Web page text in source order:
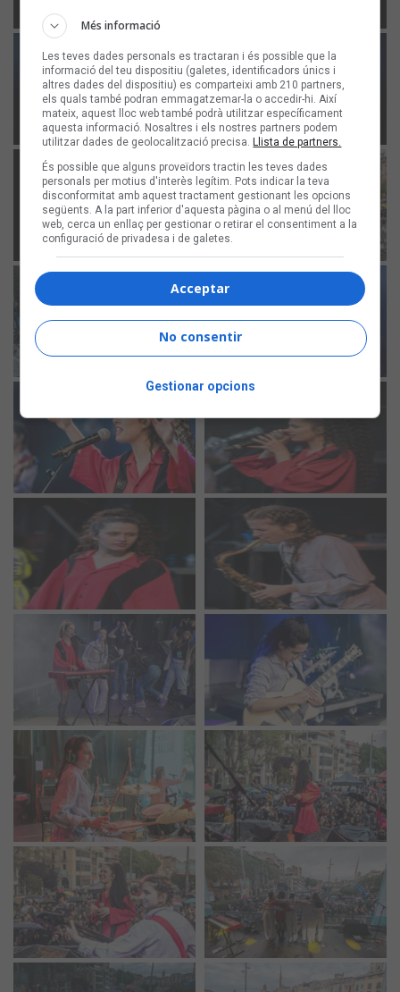
Més informació
Les teves dades personals es tractaran i és possible que la
informació del teu dispositiu (galetes, identificadors únics i
altres dades del dispositiu) es comparteixi amb 210 partners,
els quals també podran emmagatzemar-la o accedir-hi. Així
mateix, aquest lloc web també podrà utilitzar específicament
aquesta informació. Nosaltres i els nostres partners podem
utilitzar dades de geolocalització precisa. Llista de partners.
És possible que alguns proveïdors tractin les teves dades
personals per motius d'interès legítim. Pots indicar la teva
disconformitat amb aquest tractament gestionant les opcions
següents. A la part inferior d'aquesta pàgina o al menú del lloc
web, cerca un enllaç per gestionar o retirar el consentiment a la
configuració de privadesa i de galetes.
Acceptar
No consentir
Gestionar opcions